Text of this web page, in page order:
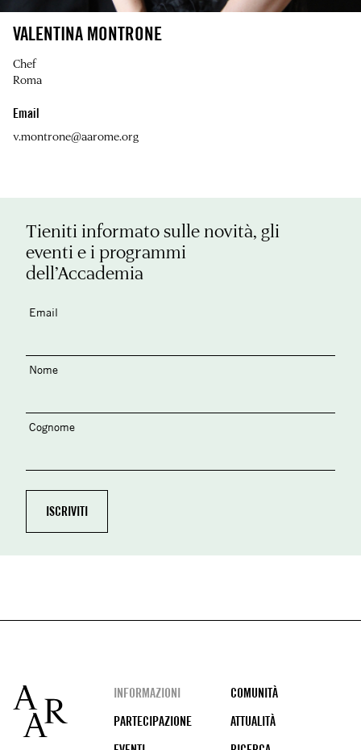
VALENTINA MONTRONE
Chef
Roma
Email
v.montrone@aarome.org
Tieniti informato sulle novità, gli
eventi e i programmi
dell’Accademia
Email
Nome
Cognome
Footer
INFORMAZIONI
COMUNITÀ
PARTECIPAZIONE
ATTUALITÀ